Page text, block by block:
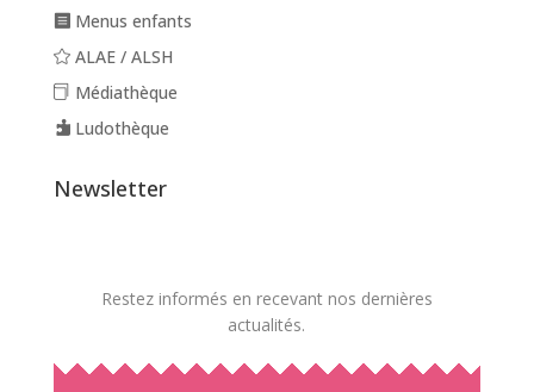
Menus enfants
ALAE / ALSH
Médiathèque
Ludothèque
Newsletter
Restez informés en recevant nos dernières
actualités.